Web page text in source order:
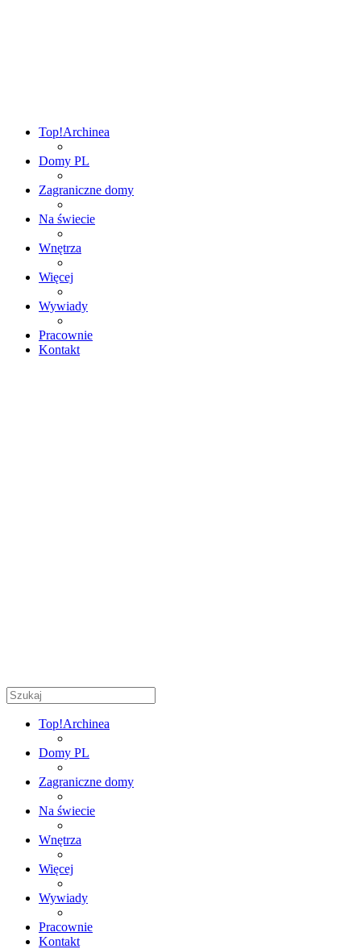
Top!Archinea
Domy PL
Zagraniczne domy
Na świecie
Wnętrza
Więcej
Wywiady
Pracownie
Kontakt
Top!Archinea
Domy PL
Zagraniczne domy
Na świecie
Wnętrza
Więcej
Wywiady
Pracownie
Kontakt